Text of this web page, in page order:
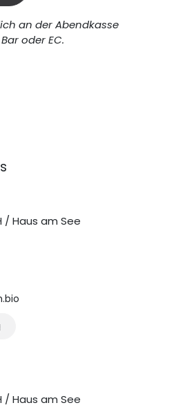
an der Abendkasse
oder EC.
Haus am See
Haus am See